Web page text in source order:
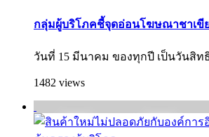
กลุ่มผู้บริโภคชี้จุดอ่อนโฆษณาชาเขี
วันที่ 15 มีนาคม ของทุกปี เป็นวันสิท
1482 views